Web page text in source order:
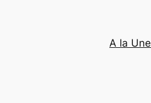
A la Une